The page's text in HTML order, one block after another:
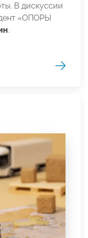
В дискуссии
«ОПОРЫ
.